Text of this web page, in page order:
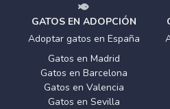
GATOS EN ADOPCIÓN
Adoptar gatos en España
Gatos en Madrid
Gatos en Barcelona
Gatos en Valencia
Gatos en Sevilla